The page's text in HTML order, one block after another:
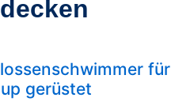
für
gerüstet